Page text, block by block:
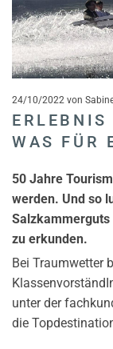
24/10/2022 von
WAS FÜR
50 Jahre
werden. Und so
zu erkunden.
Bei Traumwetter
unter der
die